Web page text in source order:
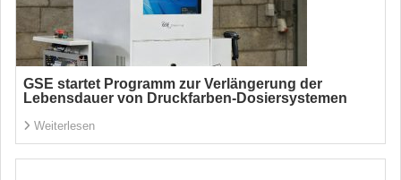
GSE startet Programm zur Verlängerung der
Lebensdauer von Druckfarben-Dosiersystemen
Weiterlesen